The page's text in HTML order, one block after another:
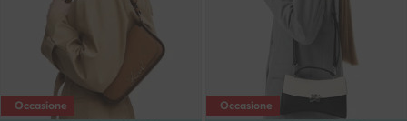
Occasione Occasione